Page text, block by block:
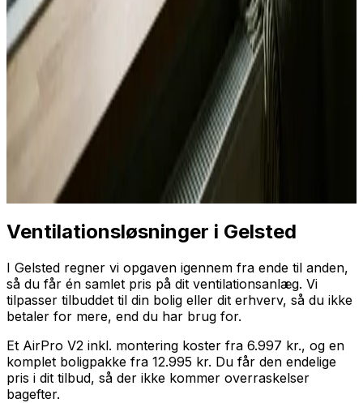
Professionel installation
Få tilbud nu
70 60 30 04
Ventilationsløsninger i Gelsted
I Gelsted regner vi opgaven igennem fra ende til anden,
så du får én samlet pris på dit ventilationsanlæg. Vi
tilpasser tilbuddet til din bolig eller dit erhverv, så du ikke
betaler for mere, end du har brug for.
Et AirPro V2 inkl. montering koster fra 6.997 kr., og en
komplet boligpakke fra 12.995 kr. Du får den endelige
pris i dit tilbud, så der ikke kommer overraskelser
bagefter.